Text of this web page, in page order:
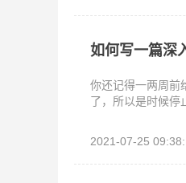
如何写一篇深
你还记得一两周前
了，所以是时候停
2021-07-25